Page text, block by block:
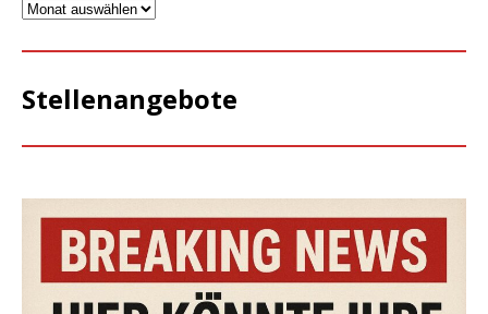
Stellenangebote